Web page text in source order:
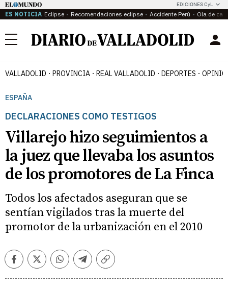
EDICIONES CyL
ES NOTICIA Eclipse Recomendaciones eclipse Accidente Perú Ola de
Menú
VALLADOLID PROVINCIA REAL VALLADOLID DEPORTES
ESPAÑA
DECLARACIONES COMO TESTIGOS
Villarejo hizo seguimientos a
la juez que llevaba los asuntos
de los promotores de La Finca
Todos los afectados aseguran que se
sentían vigilados tras la muerte del
promotor de la urbanización en el 2010
FacebookTwitterWhatsappTelegramCopiar